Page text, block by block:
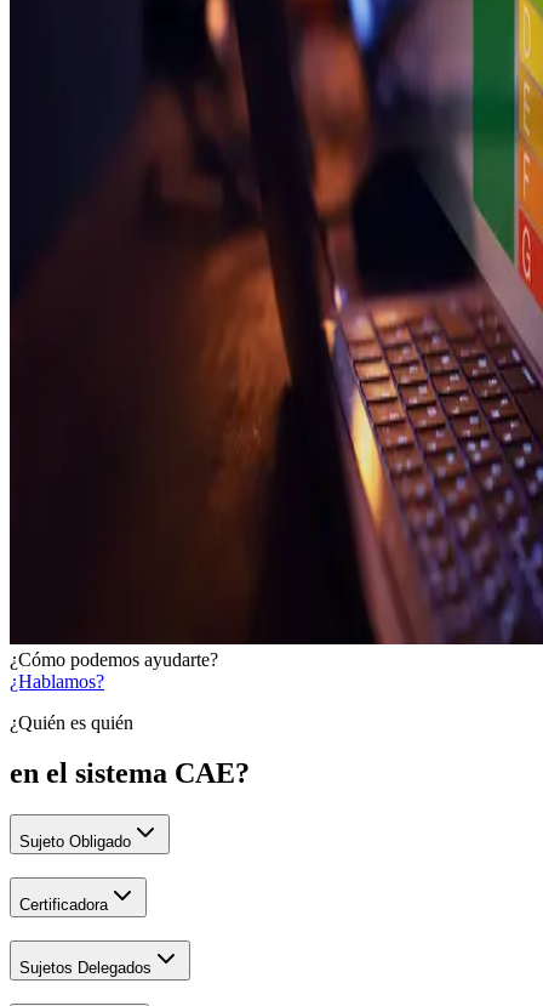
¿Cómo podemos ayudarte?
¿Hablamos?
¿Quién es quién
en el sistema CAE?
Sujeto Obligado
Certificadora
Sujetos Delegados